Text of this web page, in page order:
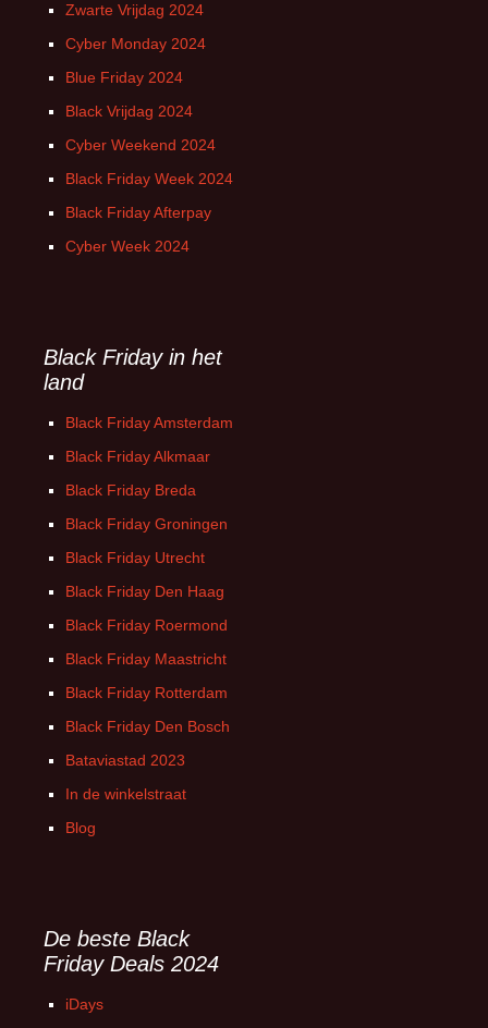
Zwarte Vrijdag 2024
Cyber Monday 2024
Blue Friday 2024
Black Vrijdag 2024
Cyber Weekend 2024
Black Friday Week 2024
Black Friday Afterpay
Cyber Week 2024
Black Friday in het
land
Black Friday Amsterdam
Black Friday Alkmaar
Black Friday Breda
Black Friday Groningen
Black Friday Utrecht
Black Friday Den Haag
Black Friday Roermond
Black Friday Maastricht
Black Friday Rotterdam
Black Friday Den Bosch
Bataviastad 2023
In de winkelstraat
Blog
De beste Black
Friday Deals 2024
iDays